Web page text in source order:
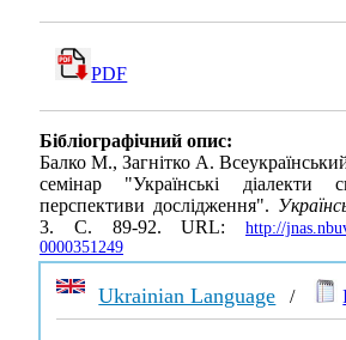
PDF
Бібліографічний опис:
Балко М., Загнітко А.
семінар "Українські діалекти
перспективи дослідження".
3. С. 89-92. URL: http://
0000351249
Ukrainian Language /